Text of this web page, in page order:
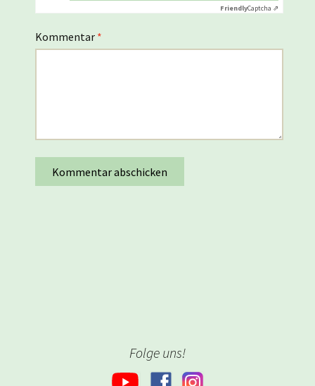
FriendlyCaptcha ⇗
Kommentar *
Folge uns!